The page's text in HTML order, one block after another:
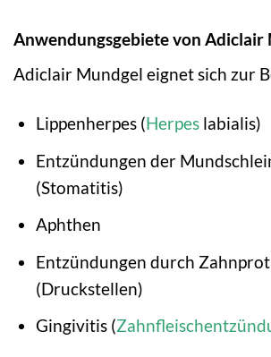
Anwendungsgebiete von Adiclair
Adiclair Mundgel eignet sich zur
Lippenherpes (Herpeslabialis)
Entzündungen der
(Stomatitis)
Aphthen
Entzündungen durch
(Druckstellen)
Gingivitis (